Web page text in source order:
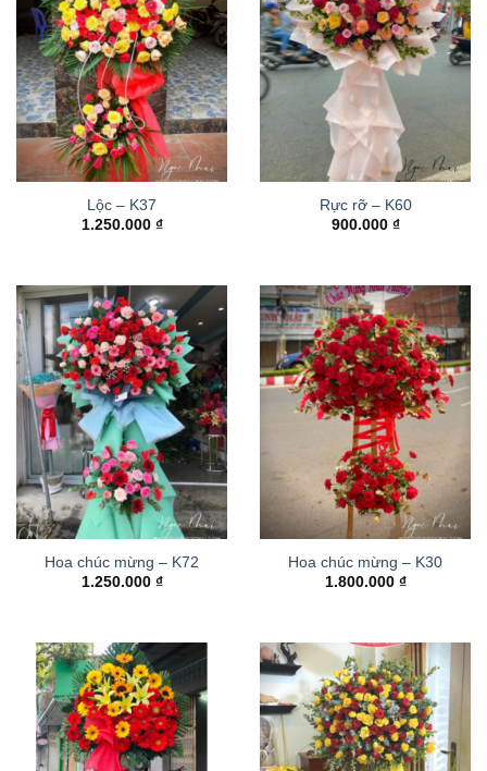
Lộc – K37
1.250.000 ₫
Rực rỡ – K60
900.000 ₫
Hoa chúc mừng – K72
1.250.000 ₫
Hoa chúc mừng – K30
1.800.000 ₫